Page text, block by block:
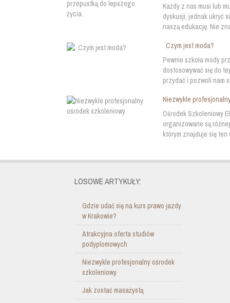
Każdy z nas musi lub
dyskusji, jednak ukryć
naszą edukację. Nie
Czym jest moda?
Pewnie szkoła mody
dostosowywać się do
przydać i pozwoli nam
Niezwykle
Ośrodek Szkoleniowy
organizowane są
którym znajduje się ten
LOSOWE ARTYKUŁY:
Gdzie udać się na kurs prawo jazdy
w Krakowie?
Atrakcyjna oferta studiów
podyplomowych
Niezwykle profesjonalny ośrodek
szkoleniowy
Jak zostać masażystą